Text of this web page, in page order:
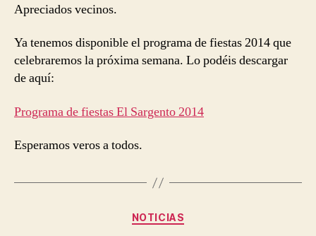
Apreciados vecinos.
Ya tenemos disponible el programa de fiestas 2014 que
celebraremos la próxima semana. Lo podéis descargar
de aquí:
Programa de fiestas El Sargento 2014
Esperamos veros a todos.
Categorías
NOTICIAS